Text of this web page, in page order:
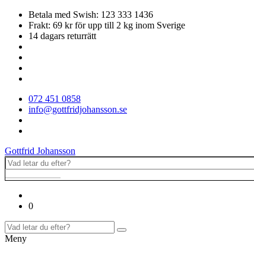
Betala med Swish: 123 333 1436
Frakt: 69 kr för upp till 2 kg inom Sverige
14 dagars returrätt
072 451 0858
info@gottfridjohansson.se
Gottfrid Johansson
0
Meny